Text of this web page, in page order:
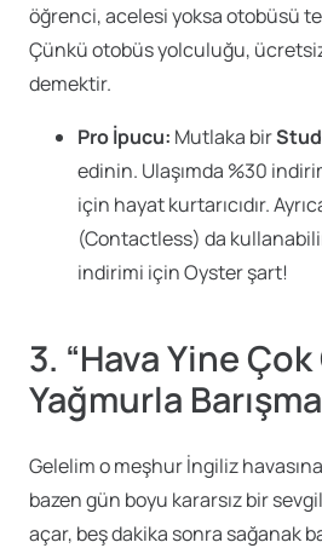
öğrenci, acelesi yoksa otobüsü
Çünkü otobüs yolculuğu,
demektir.
Pro İpucu: Mutlaka bir
edinin. Ulaşımda %30
için hayat kurtarıcıdır.
(Contactless) da
indirimi için Oyster şart!
3. “Hava Yine Çok
Yağmurla
Gelelim o meşhur İngiliz
bazen gün boyu kararsız bir
açar, beş dakika sonra sağanak